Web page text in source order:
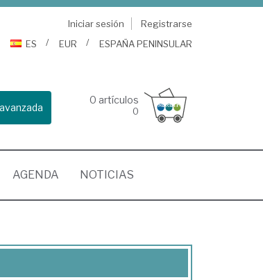
Iniciar sesión
Registrarse
ES
EUR ESPAÑA PENINSULAR
0 artículos
0
AGENDA NOTICIAS